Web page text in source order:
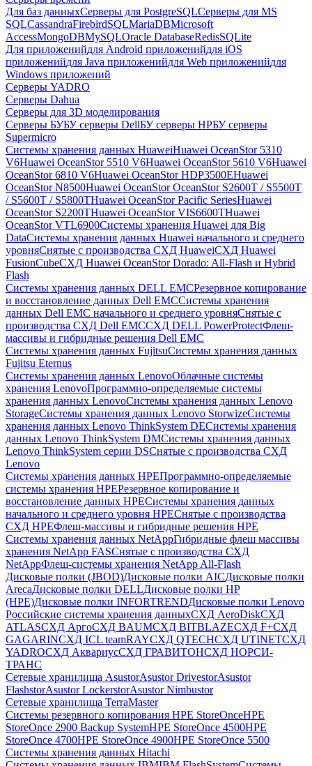
Для баз данныхСерверы для PostgreSQLСерверы для MS
SQLCassandraFirebirdSQLMariaDBMicrosoft
AccessMongoDBMySQLOracle DatabaseRedisSQLite
Для приложенийдля Android приложенийдля iOS
приложенийдля Java приложенийдля Web приложенийдля
Windows приложений
Серверы YADRO
Серверы Dahua
Серверы для 3D моделирования
Серверы БУБУ серверы DellБУ серверы HPБУ серверы
Supermicro
Системы хранения данных HuaweiHuawei OceanStor 5310
V6Huawei OceanStor 5510 V6Huawei OceanStor 5610 V6Huawei
OceanStor 6810 V6Huawei OceanStor HDP3500EHuawei
OceanStor N8500Huawei OceanStor OceanStor S2600T / S5500T
/ S5600T / S5800THuawei OceanStor Pacific SeriesHuawei
OceanStor S2200THuawei OceanStor VIS6600THuawei
OceanStor VTL6900Системы хранения Huawei для Big
DataСистемы хранения данных Huawei начального и среднего
уровняСнятые с производства СХД HuaweiСХД Huawei
FusionCubeСХД Huawei OceanStor Dorado: All-Flash и Hybrid
Flash
Системы хранения данных DELL EMCРезервное копирование
и восстановление данных Dell EMCСистемы хранения
данных Dell EMC начального и среднего уровняСнятые с
производства СХД Dell EMCСХД DELL PowerProtectФлеш-
массивы и гибридные решения Dell EMC
Системы хранения данных FujitsuСистемы хранения данных
Fujitsu Eternus
Системы хранения данных LenovoОблачные системы
хранения LenovoПрограммно-определяемые системы
хранения данных LenovoСистемы хранения данных Lenovo
StorageСистемы хранения данных Lenovo StorwizeСистемы
хранения данных Lenovo ThinkSystem DEСистемы хранения
данных Lenovo ThinkSystem DMСистемы хранения данных
Lenovo ThinkSystem серии DSСнятые с производства СХД
Lenovo
Системы хранения данных HPEПрограммно-определяемые
системы хранения HPEРезервное копирование и
восстановление данных HPEСистемы хранения данных
начального и среднего уровня HPEСнятые с производства
СХД HPEФлеш-массивы и гибридные решения HPE
Cистемы хранения данных NetAppГибридные флеш массивы
хранения NetApp FASСнятые с производства СХД
NetAppФлеш-системы хранения NetApp All-Flash
Дисковые полки (JBOD)Дисковые полки AICДисковые полки
ArecaДисковые полки DELLДисковые полки HP
(HPE)Дисковые полки INFORTRENDДисковые полки Lenovo
Российские системы хранения данныхСХД AeroDiskСХД
ATLASСХД AргоСХД BAUMСХД BITBLAZEСХД F+СХД
GAGARINСХД ICL teamRAYСХД QTECHСХД UTINETСХД
YADROСХД АквариусСХД ГРАВИТОНСХД НОРСИ-
ТРАНС
Сетевые хранилища AsustorAsustor DrivestorAsustor
FlashstorAsustor LockerstorAsustor Nimbustor
Сетевые хранилища TerraMaster
Системы резервного копирования HPE StoreOnceHPE
StoreOnce 2900 Backup SystemHPE StoreOnce 4500HPE
StoreOnce 4700HPE StoreOnce 4900HPE StoreOnce 5500
Системы хранения данных Hitachi